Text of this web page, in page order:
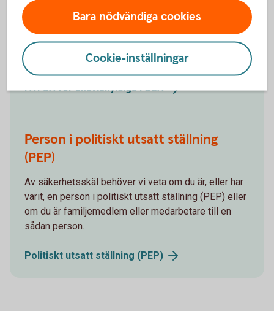
Är du skattskyldig i USA? Från 1 juli 2014 frågar
Sparbanken Bergslagen, och alla andra banker och
finansiella institut i Sverige, nya kunder om de är
skattskyldiga i USA.
FATCA för skattskyldiga iUSA
Person i politiskt utsatt ställning
(PEP)
Av säkerhetsskäl behöver vi veta om du är, eller har
varit, en person i politiskt utsatt ställning (PEP) eller
om du är familjemedlem eller medarbetare till en
sådan person.
Politiskt utsatt ställning (PEP)
Bara nödvändiga cookies
Cookie-inställningar